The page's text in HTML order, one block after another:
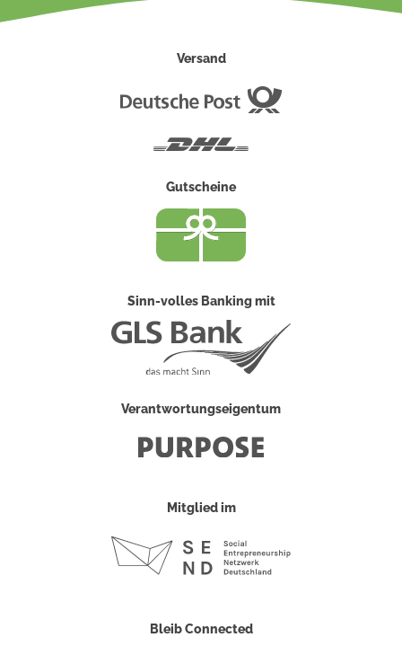
Versand
Gutscheine
Sinn-volles Banking mit
Verantwortungseigentum
Mitglied im
Bleib Connected